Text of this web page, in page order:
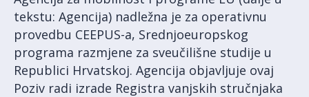
tekstu: Agencija) nadležna je za operativnu
provedbu CEEPUS-a, Srednjoeuropskog
programa razmjene za sveučilišne studije u
Republici Hrvatskoj. Agencija objavljuje ovaj
Poziv radi izrade Registra vanjskih stručnjaka